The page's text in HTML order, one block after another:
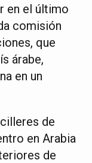
en el último
comisión
que
árabe,
en un
de
en Arabia
de